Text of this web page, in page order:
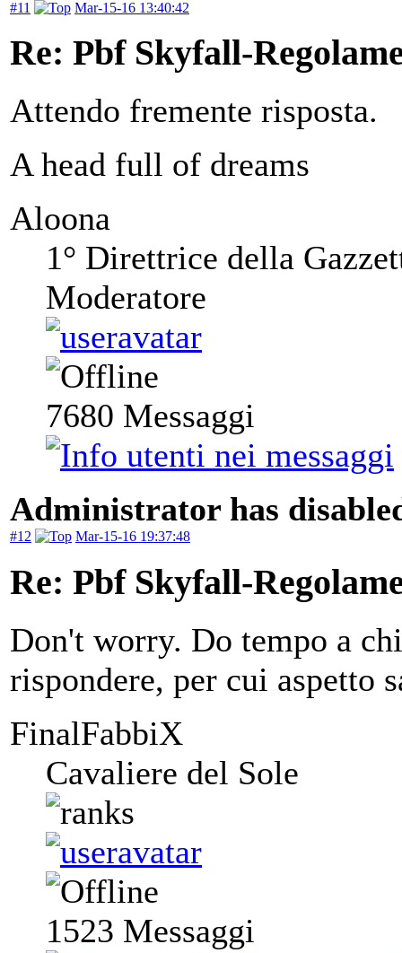
#11 Mar-15-16 13:40:42
Re: Pbf Skyfall-
Attendo fremente risposta.
A head full of dreams
Aloona
1° Direttrice della
Moderatore
7680 Messaggi
Administrator has
#12 Mar-15-16 19:37:48
Re: Pbf Skyfall-
Don't worry. Do tempo a
rispondere, per cui aspetto
FinalFabbiX
Cavaliere del Sole
1523 Messaggi